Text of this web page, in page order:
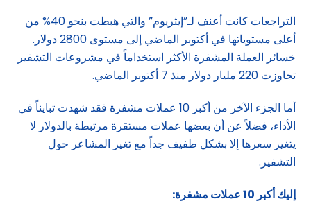
التراجعات كانت أعنف لـ”إيثريوم” والتي هبطت بنحو 40% من
أعلى مستوياتها في أكتوبر الماضي إلى مستوى 2800 دولار.
خسائر العملة المشفرة الأكثر استخداماً في مشروعات التشفير
تجاوزت 220 مليار دولار منذ 7 أكتوبر الماضي.
أما الجزء الآخر من أكبر 10 عملات مشفرة فقد شهدت تبايناً في
الأداء، فضلاً عن أن بعضها عملات مستقرة مرتبطة بالدولار لا
يتغير سعرها إلا بشكل طفيف جداً مع تغير المشاعر حول
التشفير.
إليك أكبر 10 عملات مشفرة :